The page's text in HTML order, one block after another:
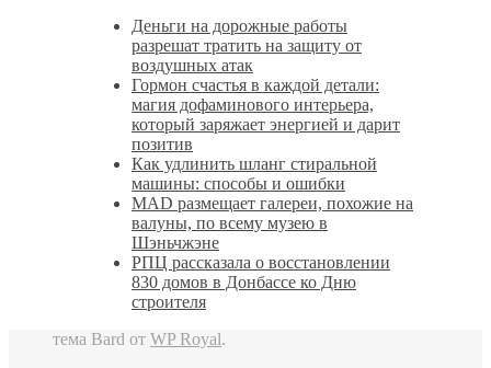
Деньги на дорожные работы
разрешат тратить на защиту от
воздушных атак
Гормон счастья в каждой детали:
магия дофаминового интерьера,
который заряжает энергией и дарит
позитив
Как удлинить шланг стиральной
машины: способы и ошибки
MAD размещает галереи, похожие на
валуны, по всему музею в
Шэньчжэне
РПЦ рассказала о восстановлении
830 домов в Донбассе ко Дню
строителя
тема Bard от WP Royal.